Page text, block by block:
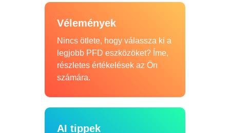
Vélemények
Nincs ötlete, hogy válassza ki a
legjobb PFD eszközöket? Íme,
részletes értékelések az Ön
számára.
AI tippek